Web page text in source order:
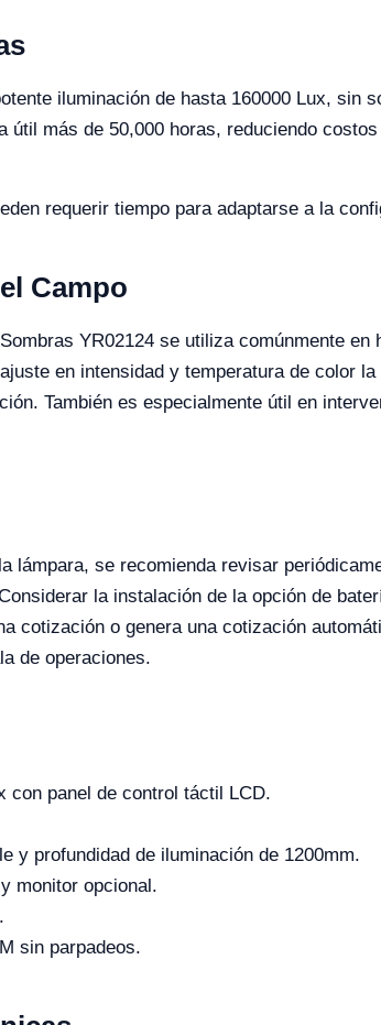
iluminación de hasta 160000 Lux, sin
útil más de 50,000 horas, reduciendo
requerir tiempo para adaptarse a la
Campo
YR02124 se utiliza comúnmente
en intensidad y temperatura de color
También es especialmente útil en
lámpara, se recomienda revisar
la instalación de la opción de
cotización o genera una cotización
de operaciones.
con panel de control táctil LCD.
y profundidad de iluminación de 1200mm.
monitor opcional.
sin parpadeos.